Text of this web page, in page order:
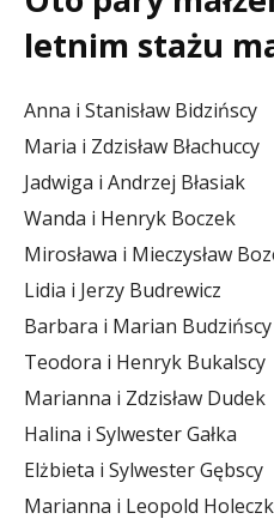
letnim stażu
Anna i Stanisław Bidzińscy
Maria i Zdzisław Błachuccy
Jadwiga i Andrzej Błasiak
Wanda i Henryk Boczek
Mirosława i Mieczysław
Lidia i Jerzy Budrewicz
Barbara i Marian Budzińscy
Teodora i Henryk Bukalscy
Marianna i Zdzisław Dudek
Halina i Sylwester Gałka
Elżbieta i Sylwester Gębscy
Marianna i Leopold